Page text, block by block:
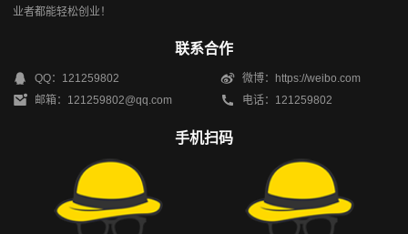
业者都能轻松创业！
联系合作
QQ：121259802
微博：https://weibo.com
邮箱：121259802@qq.com
电话：121259802
手机扫码